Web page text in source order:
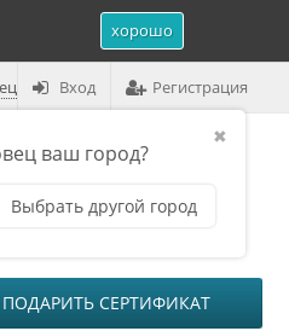
хорошо
✖
ваш город?
Выбрать другой город
Вход Регистрация
на сумму0₽
ПОДАРИТЬ СЕРТИФИКАТ